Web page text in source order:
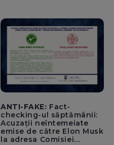
ANTI-FAKE: Fact-
checking-ul săptămânii:
Acuzații neîntemeiate
emise de către Elon Musk
la adresa Comisiei